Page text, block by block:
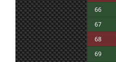
25 jun. 16:26
Maxxis
25 jun. 11:16
Marcos Z.
25 jun. 8:37
mitsumeku
25 jun. 8:27
Mito21
66
67
68
69